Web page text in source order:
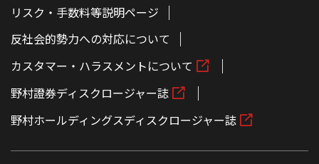
リスク・手数料等説明ページ
反社会的勢力への対応について
カスタマー・ハラスメントについて
野村證券ディスクロージャー誌
野村ホールディングスディスクロージャー誌